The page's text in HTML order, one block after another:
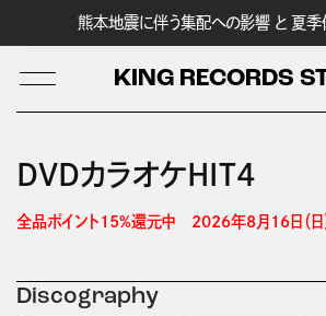
熊本地震に伴う集配への影響 と 夏
KING RECORDS
LOG IN
DVDカラオケHIT4
全品ポイント15%還元中　2026年8月16日（
Discography